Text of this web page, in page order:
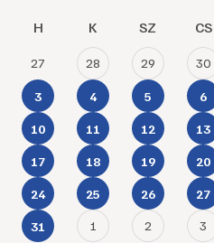
H K SZ CS
27 28 29 30
3 4 5 6
10 11 12 13
17 18 19 20
24 25 26 27
31 1 2 3